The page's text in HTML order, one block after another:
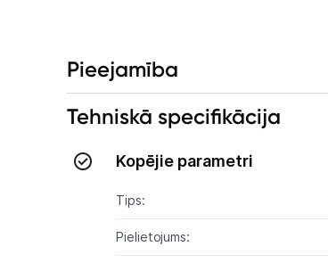
Pieejamība
Tehniskā specifikācija
Kopējie parametri
Tips:
Pielietojums: